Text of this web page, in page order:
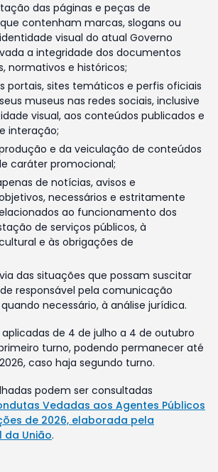
das páginas e peças de
contenham marcas, slogans ou
visual do atual Governo
a integridade dos documentos
normativos e históricos;
portais, sites temáticos e perfis oficiais
museus nas redes sociais, inclusive
visual, aos conteúdos publicados e
interação;
e da veiculação de conteúdos
caráter promocional;
de notícias, avisos e
necessários e estritamente
ao funcionamento dos
de serviços públicos, à
e às obrigações de
das situações que possam suscitar
responsável pela comunicação
necessário, à análise jurídica.
de 4 de julho a 4 de outubro
turno, podendo permanecer até
caso haja segundo turno.
podem ser consultadas
Vedadas aos Agentes Públicos
de 2026, elaborada pela
União.